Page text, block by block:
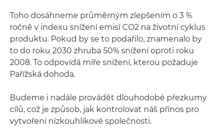
Toho dosáhneme průměrným zlepšením o 3 %
ročně v indexu snížení emisí CO2 na životní cyklus
produktu. Pokud by se to podařilo, znamenalo by
to do roku 2030 zhruba 50% snížení oproti roku
2008. To odpovídá míře snížení, kterou požaduje
Pařížská dohoda.
Budeme i nadále provádět dlouhodobé přezkumy
cílů, což je způsob, jak kontrolovat náš přínos pro
vytvoření nízkouhlíkové společnosti.